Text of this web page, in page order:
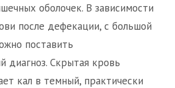
оболочек. В зависимости
после дефекации, с большой
поставить
диагноз. Скрытая кровь
кал в темный, практически